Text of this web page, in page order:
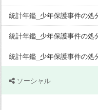
統計年鑑_少年保護事件の処
統計年鑑_少年保護事件の処
統計年鑑_少年保護事件の処
ソーシャル